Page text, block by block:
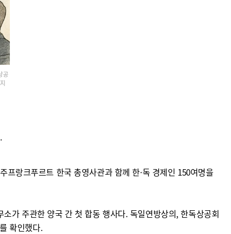
공
랑크푸르트 한국 총영사관과 함께 한·독 경제인 150여명을
가 주관한 양국 간 첫 합동 행사다. 독일연방상의, 한독상공회
확인했다.